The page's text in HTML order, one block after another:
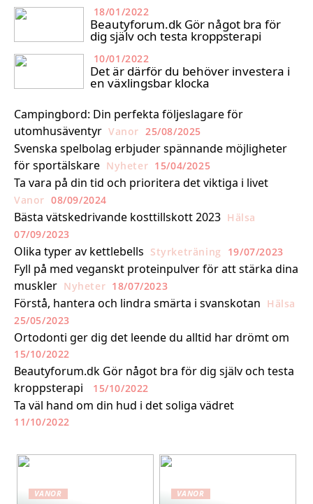
18/01/2022
Beautyforum.dk Gör något bra för
dig själv och testa kroppsterapi
10/01/2022
Det är därför du behöver investera i
en växlingsbar klocka
Campingbord: Din perfekta följeslagare för
utomhusäventyr Vanor 25/08/2025
Svenska spelbolag erbjuder spännande möjligheter
för sportälskare Nyheter 15/04/2025
Ta vara på din tid och prioritera det viktiga i livet
Vanor 08/09/2024
Bästa vätskedrivande kosttillskott 2023 Hälsa
07/09/2023
Olika typer av kettlebells Styrketräning 19/07/2023
Fyll på med veganskt proteinpulver för att stärka dina
muskler Nyheter 18/07/2023
Förstå, hantera och lindra smärta i svanskotan Hälsa
25/05/2023
Ortodonti ger dig det leende du alltid har drömt om
15/10/2022
Beautyforum.dk Gör något bra för dig själv och testa
kroppsterapi
15/10/2022
Ta väl hand om din hud i det soliga vädret
11/10/2022
VANOR VANOR